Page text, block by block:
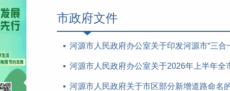
市政府文件
河源市人民政府办公室关于印发河源市“三
河源市人民政府办公室关于2026年上半年
河源市人民政府关于市区部分新增道路命名